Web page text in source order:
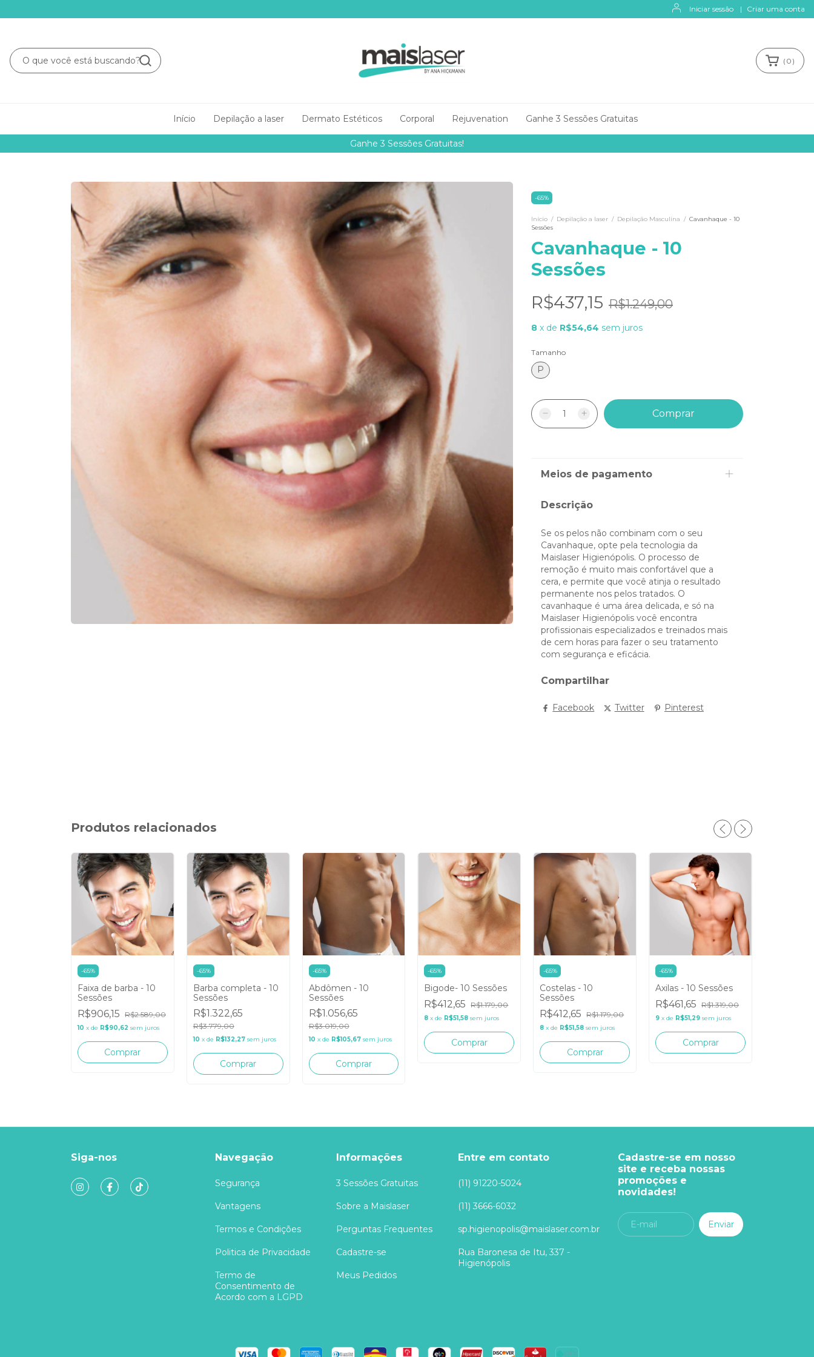
Iniciar sessão | Criar uma conta
Ganhe 3 Sessões Gratuitas!
( 0 )
Início Depilação a laser Dermato Estéticos Corporal Rejuvenation Ganhe 3 Sessões Gratuitas
-65%
Início / Depilação a laser / Depilação Masculina / Cavanhaque - 10
Sessões
Cavanhaque - 10
Sessões
R$437,15 R$1.249,00
8 x de R$54,64 sem juros
Tamanho
P
Meios de pagamento
Descrição
Se os pelos não combinam com o seu
Cavanhaque, opte pela tecnologia da
Maislaser Higienópolis. O processo de
remoção é muito mais confortável que a
cera, e permite que você atinja o resultado
permanente nos pelos tratados. O
cavanhaque é uma área delicada, e só na
Maislaser Higienópolis você encontra
profissionais especializados e treinados mais
de cem horas para fazer o seu tratamento
com segurança e eficácia.
Compartilhar
Facebook Twitter Pinterest
Produtos relacionados
-65%
Faixa de barba - 10
Sessões
R$906,15 R$2.589,00
10 x de R$90,62 sem juros
Comprar
-65%
Barba completa - 10
Sessões
R$1.322,65
R$3.779,00
10 x de R$132,27 sem juros
Comprar
-65%
Abdômen - 10
Sessões
R$1.056,65
R$3.019,00
10 x de R$105,67 sem juros
Comprar
-65%
Bigode- 10 Sessões
R$412,65 R$1.179,00
8 xde R$51,58 sem juros
Comprar
-65%
Costelas - 10
Sessões
R$412,65 R$1.179,00
8 xde R$51,58 sem juros
Comprar
-65%
Axilas - 10 Sessões
R$461,65 R$1.319,00
9 xde R$51,29 sem juros
Comprar
Siga-nos Navegação
Segurança
Vantagens
Termos e Condições
Politica de Privacidade
Termo de
Consentimento de
Acordo com a LGPD
Informações
3 Sessões Gratuitas
Sobre a Maislaser
Perguntas Frequentes
Cadastre-se
Meus Pedidos
Entre em contato
(11) 91220-5024
(11) 3666-6032
sp.higienopolis@maislaser.com.br
Rua Baronesa de Itu, 337 -
Higienópolis
Cadastre-se em nosso
site e receba nossas
promoções e
novidades!